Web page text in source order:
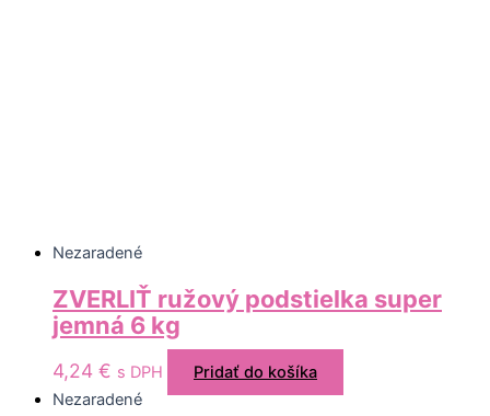
Nezaradené
ZVERLIŤ ružový podstielka super
jemná 6 kg
4,24 € s DPH
Pridať do košíka
Nezaradené